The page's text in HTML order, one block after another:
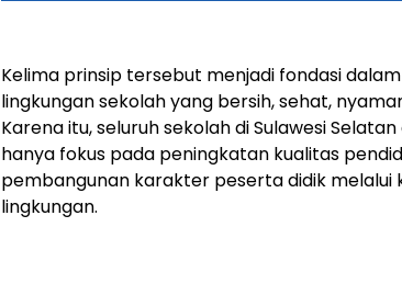
Kelima prinsip tersebut menjadi fondasi
lingkungan sekolah yang bersih, sehat,
Karena itu, seluruh sekolah di Sulawesi
hanya fokus pada peningkatan kualitas
pembangunan karakter peserta didik melalui
lingkungan.